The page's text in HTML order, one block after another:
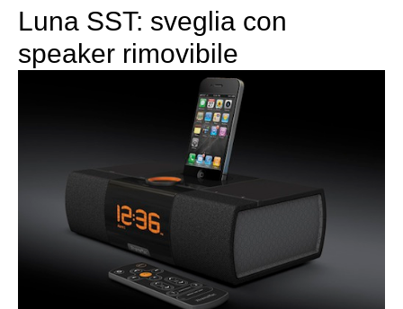
Luna SST: sveglia con
speaker rimovibile